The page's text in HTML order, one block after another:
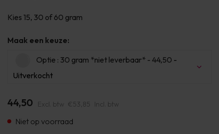
Kies 15, 30 of 60 gram
Maak een keuze:
Optie : 30 gram *niet leverbaar* - 44,50 -
Uitverkocht
44,50 Excl. btw €53,85 Incl. btw
Niet op voorraad